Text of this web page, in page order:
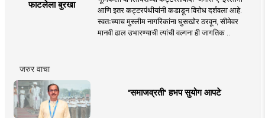
फाटलेला बुरखा
आणि इतर कट्टरपंथीयांनी कडाडून विरोध दर्शवला आहे.
स्वतःच्याच मुस्लीम नागरिकांना घुसखोर ठरवून, सीमेवर
मानवी ढाल उभारण्याची त्यांची वल्गना ही जागतिक ..
जरुर वाचा
'समाजव्रती' हभप सुयोग आपटे